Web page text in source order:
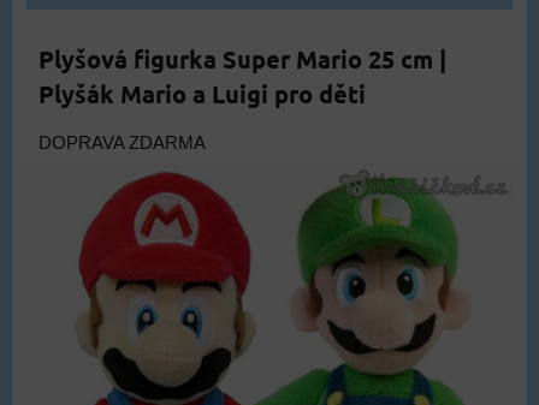
Plyšová figurka Super Mario 25 cm |
Plyšák Mario a Luigi pro děti
DOPRAVA ZDARMA